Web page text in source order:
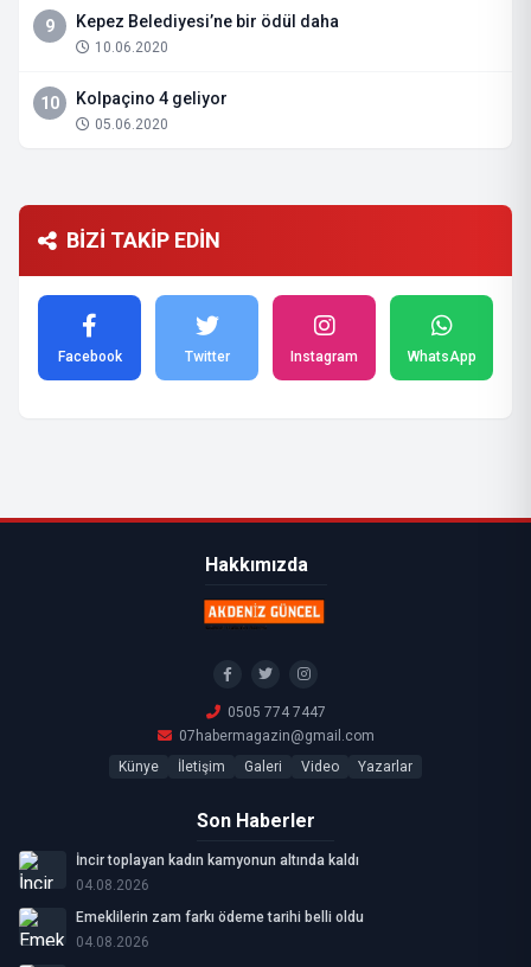
9 Kepez Belediyesi’ne bir ödül daha
10.06.2020
10 Kolpaçino 4 geliyor
05.06.2020
BİZİ TAKİP EDİN
Facebook Twitter Instagram WhatsApp
Hakkımızda
0505 774 7447
07habermagazin@gmail.com
Künye
İletişim Galeri Video Yazarlar
Son Haberler
İncir toplayan kadın kamyonun altında kaldı
04.08.2026
Emeklilerin zam farkı ödeme tarihi belli oldu
04.08.2026